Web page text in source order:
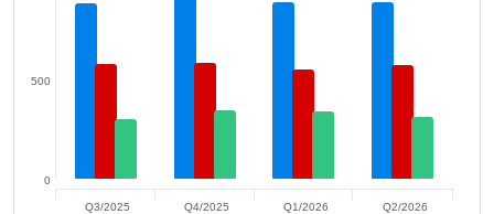
0
500
Q3/2025 Q4/2025 Q1/2026 Q2/2026